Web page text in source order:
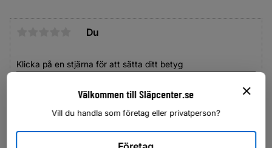
Du
Klicka på en stjärna för att sätta ditt betyg
Välkommen till Släpcenter.se
Vill du handla som företag eller privatperson?